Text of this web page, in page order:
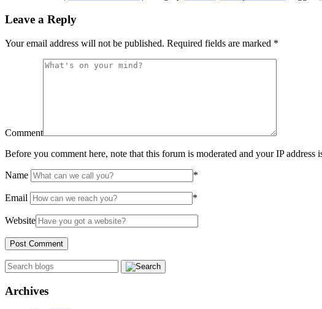
Leave a Reply
Your email address will not be published. Required fields are marked *
Comment
Before you comment here, note that this forum is moderated and your IP address
Name *
Email *
Website
Archives